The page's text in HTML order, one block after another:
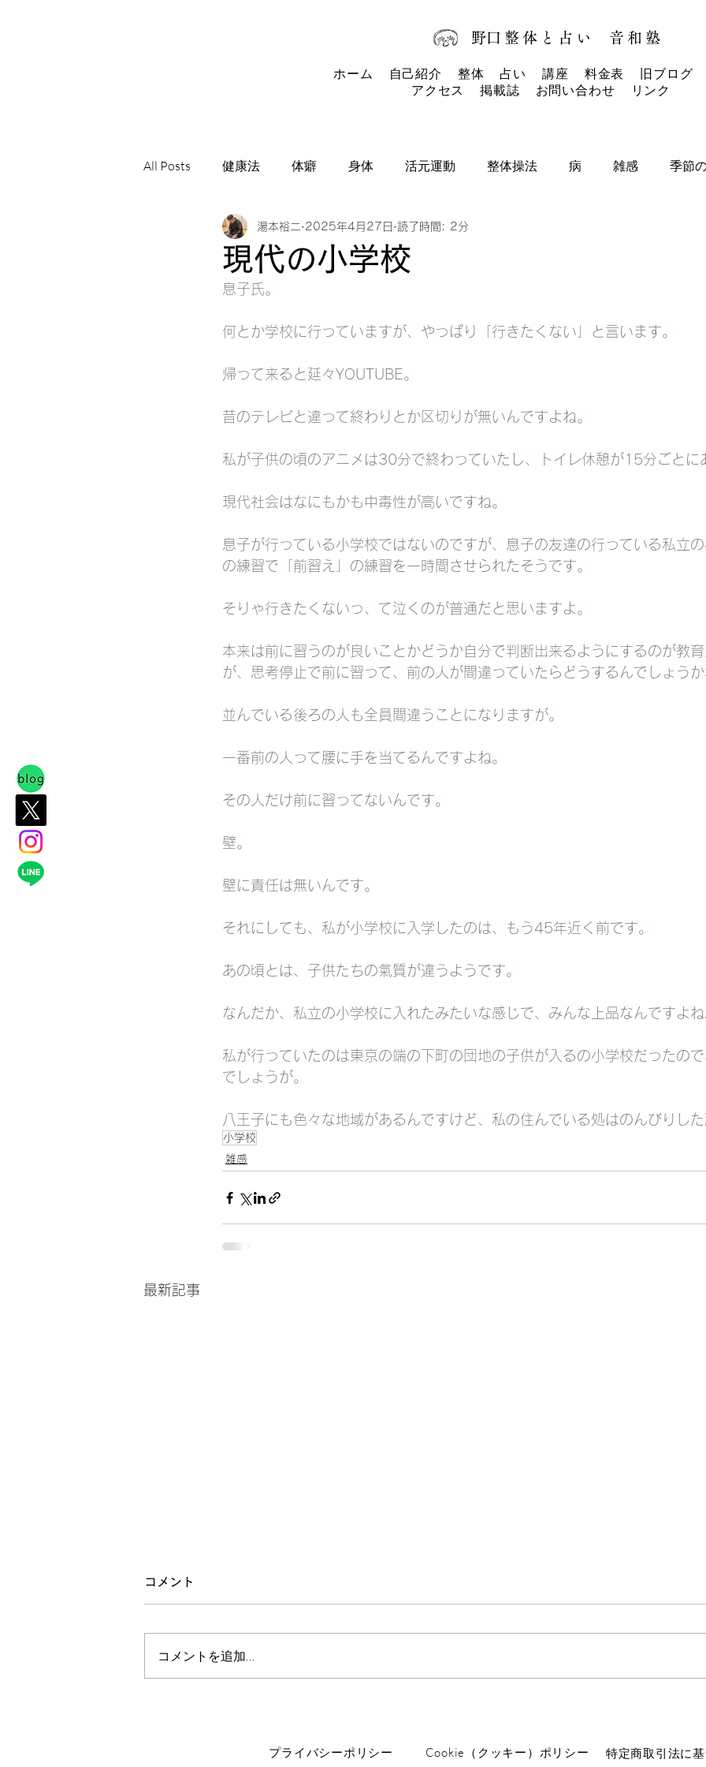
​野口整体と占い 音和塾​
ホーム 自己紹介 整体 占い 講座 料金表 旧ブログ
アクセス
掲載誌 お問い合わせ リンク
All Posts 健康法 体癖 身体 活元運動 整体操法 病 雑感 季節
サビアンシンボル 音楽 タロットカード
現代の小学校
湯本裕二 2025年4月27日 読了時間: 2分
息子氏。
何とか学校に行っていますが、やっぱり「行きたくない」と言います。
帰って来ると延々YOUTUBE。
昔のテレビと違って終わりとか区切りが無いんですよね。
私が子供の頃のアニメは30分で終わっていたし、トイレ休憩が15分ごとに
現代社会はなにもかも中毒性が高いですね。
息子が行っている小学校ではないのですが、息子の友達の行っている私立
の練習で「前習え」の練習を一時間させられたそうです。
そりゃ行きたくないっ、て泣くのが普通だと思いますよ。
本来は前に習うのが良いことかどうか自分で判断出来るようにするのが教
が、思考停止で前に習って、前の人が間違っていたらどうするんでしょうか
並んでいる後ろの人も全員間違うことになりますが。
一番前の人って腰に手を当てるんですよね。
その人だけ前に習ってないんです。
壁。
壁に責任は無いんです。
それにしても、私が小学校に入学したのは、もう45年近く前です。
あの頃とは、子供たちの氣質が違うようです。
なんだか、私立の小学校に入れたみたいな感じで、みんな上品なんですよね
私が行っていたのは東京の端の下町の団地の子供が入るの小学校だったの
でしょうが。
八王子にも色々な地域があるんですけど、私の住んでいる処はのんびりした
小学校
雑感
最新記事
修験者
戸期の修験者は17万人位いて
（AI調べ）、人口の総数が3300
変わってない氣が。 それで当時
る
えられてしまった。 私のアカウ
もないんですね。 しかし迷惑。
タを
ど。
コメント
コメントを追加…
プライバシーポリシー Cookie（クッキー）ポリシー 特定商取引法に基